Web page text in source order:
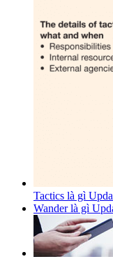
Tactics là gì
Wander là gì